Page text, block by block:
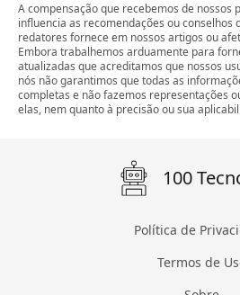
A compensação que recebemos de nossos
influencia as recomendações ou conselhos
redatores fornece em nossos artigos ou
Embora trabalhemos arduamente para
atualizadas que acreditamos que nossos
nós não garantimos que todas as
completas e não fazemos representações
elas, nem quanto à precisão ou sua
100
Política de
Termos de